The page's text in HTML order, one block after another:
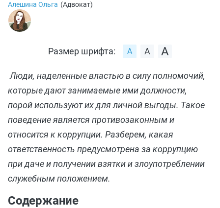
Алешина Ольга (Адвокат)
Размер шрифта:
Люди, наделенные властью в силу полномочий,
которые дают занимаемые ими должности,
порой используют их для личной выгоды. Такое
поведение является противозаконным и
относится к коррупции. Разберем, какая
ответственность предусмотрена за коррупцию
при даче и получении взятки и злоупотреблении
служебным положением.
Содержание